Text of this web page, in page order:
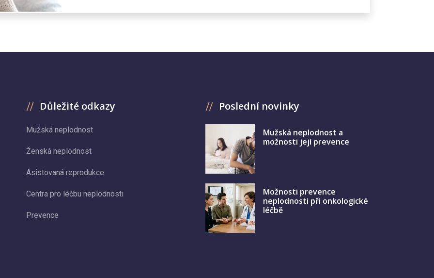
Důležité odkazy
Mužská neplodnost
Ženská neplodnost
Asistovaná reprodukce
Centra pro léčbu neplodnosti
Prevence
Poslední novinky
Mužská neplodnost a
možnosti její prevence
Možnosti prevence
neplodnosti při onkologické
léčbě